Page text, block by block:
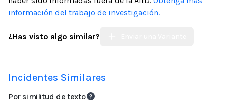
información del trabajo de investigación.
¿Has visto algo similar?
Incidentes Similares
Por similitud de texto